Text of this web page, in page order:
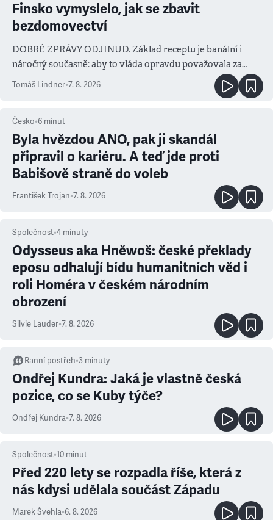
Finsko vymyslelo, jak se zbavit
bezdomovectví
DOBRÉ ZPRÁVY ODJINUD. Základ receptu je banální i
náročný současně: aby to vláda opravdu považovala za
prioritu
Tomáš Lindner•7. 8. 2026
Česko•6 minut
Byla hvězdou ANO, pak ji skandál
připravil o kariéru. A teď jde proti
Babišově straně do voleb
František Trojan•7. 8. 2026
Společnost•4 minuty
Odysseus aka Hněwoš: české překlady
eposu odhalují bídu humanitních věd i
roli Homéra v českém národním
obrození
Silvie Lauder•7. 8. 2026
Ranní postřeh•3 minuty
Ondřej Kundra: Jaká je vlastně česká
pozice, co se Kuby týče?
Ondřej Kundra•7. 8. 2026
Společnost•10 minut
Před 220 lety se rozpadla říše, která z
nás kdysi udělala součást Západu
Marek Švehla•6. 8. 2026